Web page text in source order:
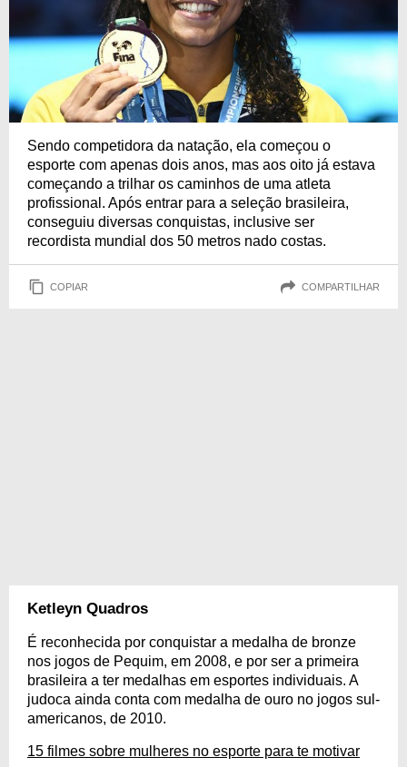
Sendo competidora da natação, ela começou o
esporte com apenas dois anos, mas aos oito já estava
começando a trilhar os caminhos de uma atleta
profissional. Após entrar para a seleção brasileira,
conseguiu diversas conquistas, inclusive ser
recordista mundial dos 50 metros nado costas.
COPIAR COMPARTILHAR
Ketleyn Quadros
É reconhecida por conquistar a medalha de bronze
nos jogos de Pequim, em 2008, e por ser a primeira
brasileira a ter medalhas em esportes individuais. A
judoca ainda conta com medalha de ouro no jogos sul-
americanos, de 2010.
15 filmes sobre mulheres no esporte para te motivar